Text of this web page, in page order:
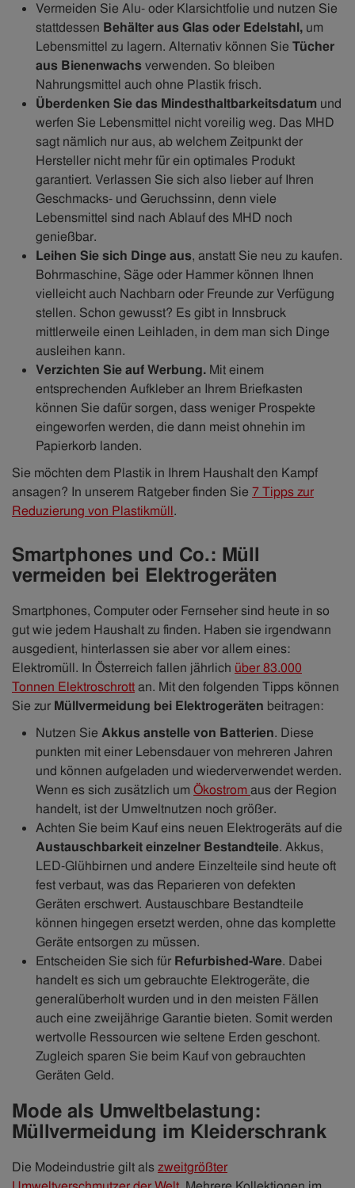
Vermeiden Sie Alu- oder Klarsichtfolie und nutzen Sie
stattdessen Behälter aus Glas oder Edelstahl, um
Lebensmittel zu lagern. Alternativ können Sie Tücher
aus Bienenwachsverwenden. So bleiben
Nahrungsmittel auch ohne Plastik frisch.
Überdenken Sie das Mindesthaltbarkeitsdatum und
werfen Sie Lebensmittel nicht voreilig weg. Das MHD
sagt nämlich nur aus, ab welchem Zeitpunkt der
Hersteller nicht mehr für ein optimales Produkt
garantiert. Verlassen Sie sich also lieber auf Ihren
Geschmacks- und Geruchssinn, denn viele
Lebensmittel sind nach Ablauf des MHD noch
genießbar.
Leihen Sie sich Dinge aus, anstatt Sie neu zu kaufen.
Bohrmaschine, Säge oder Hammer können Ihnen
vielleicht auch Nachbarn oder Freunde zur Verfügung
stellen. Schon gewusst? Es gibt in Innsbruck
mittlerweile einen Leihladen, in dem man sich Dinge
ausleihen kann.
Verzichten Sie auf Werbung. Mit einem
entsprechenden Aufkleber an Ihrem Briefkasten
können Sie dafür sorgen, dass weniger Prospekte
eingeworfen werden, die dann meist ohnehin im
Papierkorb landen.
Sie möchten dem Plastik in Ihrem Haushalt den Kampf
ansagen? In unserem Ratgeber finden Sie 7 Tipps zur
Reduzierung von Plastikmüll.
Smartphones und Co.: Müll
vermeiden bei Elektrogeräten
Smartphones, Computer oder Fernseher sind heute in so
gut wie jedem Haushalt zu finden. Haben sie irgendwann
ausgedient, hinterlassen sie aber vor allem eines:
Elektromüll. In Österreich fallen jährlich über 83.000
Tonnen Elektroschrottan. Mit den folgenden Tipps können
Sie zur Müllvermeidung bei Elektrogeräten beitragen:
Nutzen Sie Akkus anstelle von Batterien. Diese
punkten mit einer Lebensdauer von mehreren Jahren
und können aufgeladen und wiederverwendet werden.
Wenn es sich zusätzlich um Ökostromaus der Region
handelt, ist der Umweltnutzen noch größer.
Achten Sie beim Kauf eins neuen Elektrogeräts auf die
Austauschbarkeit einzelner Bestandteile. Akkus,
LED-Glühbirnen und andere Einzelteile sind heute oft
fest verbaut, was das Reparieren von defekten
Geräten erschwert. Austauschbare Bestandteile
können hingegen ersetzt werden, ohne das komplette
Geräte entsorgen zu müssen.
Entscheiden Sie sich für Refurbished-Ware. Dabei
handelt es sich um gebrauchte Elektrogeräte, die
generalüberholt wurden und in den meisten Fällen
auch eine zweijährige Garantie bieten. Somit werden
wertvolle Ressourcen wie seltene Erden geschont.
Zugleich sparen Sie beim Kauf von gebrauchten
Geräten Geld.
Mode als Umweltbelastung:
Müllvermeidung im Kleiderschrank
Die Modeindustrie gilt alszweitgrößter